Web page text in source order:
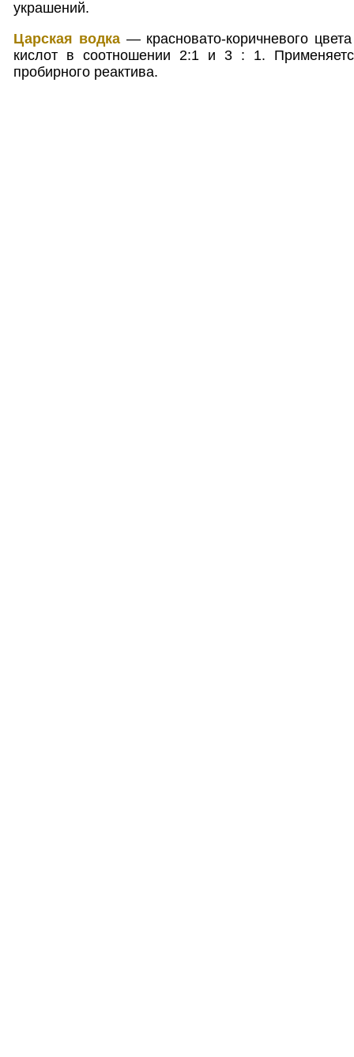
украшений.
Царская водка— красновато-коричневого
кислот в соотношении 2:1 и 3 : 1.
пробирного реактива.